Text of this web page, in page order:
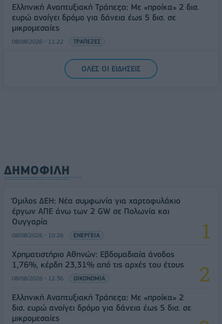
Ελληνική Αναπτυξιακή Τράπεζα: Με «προίκα» 2 δισ.
ευρώ ανοίγει δρόμο για δάνεια έως 5 δισ. σε
μικρομεσαίες
08/08/2026 - 11:22 ΤΡΑΠΕΖΕΣ
5G παντού, 6G στον ορίζοντα: Πού βρίσκεται η
Ελλάδα στη μεγάλη τεχνολογική μετάβαση
ΟΛΕΣ ΟΙ ΕΙΔΗΣΕΙΣ
ΔΗΜΟΦΙΛΗ
Όμιλος ΔΕΗ: Νέα συμφωνία για χαρτοφυλάκιο
έργων ΑΠΕ άνω των 2 GW σε Πολωνία και
Ουγγαρία
08/08/2026 - 10:26 ΕΝΕΡΓΕΙΑ
Χρηματιστήριο Αθηνών: Εβδομαδιαία άνοδος
1,76%, κέρδη 23,31% από τις αρχές του έτους
08/08/2026 - 12:36 ΟΙΚΟΝΟΜΙΑ
Ελληνική Αναπτυξιακή Τράπεζα: Με «προίκα» 2
δισ. ευρώ ανοίγει δρόμο για δάνεια έως 5 δισ. σε
μικρομεσαίες